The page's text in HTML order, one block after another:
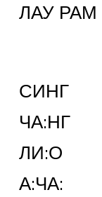
ЛАУ РАМ
СИНГ
ЧА:НГ
ЛИ:О
А:ЧА: